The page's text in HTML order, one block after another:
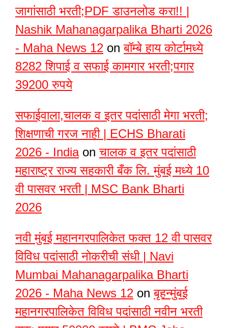
जागांसाठी भरती;PDF डाउनलोड करा!! |
Nashik Mahanagarpalika Bharti 2026
- Maha News 12 onबॉम्बे हाय कोर्टामध्ये
8282 शिपाई व सफाई कामगार भरती;पगार
39200 रुपये
सफाईवाला,चालक व इतर पदांसाठी मेगा भरती;
शिक्षणाची गरज नाही | ECHS Bharati
2026 - Indiaonचालक व इतर पदांसाठी
महाराष्ट्र राज्य सहकारी बँक लि. मुंबई मध्ये 10
वी पासवर भरती | MSC Bank Bharti
2026
नवी मुंबई महानगरपालिकेत फक्त 12 वी पासवर
विविध पदांसाठी नोकरीची संधी | Navi
Mumbai Mahanagarpalika Bharti
2026 - Maha News 12 onबृहन्मुंबई
महानगरपालिकेत विविध पदांसाठी नवीन भरती